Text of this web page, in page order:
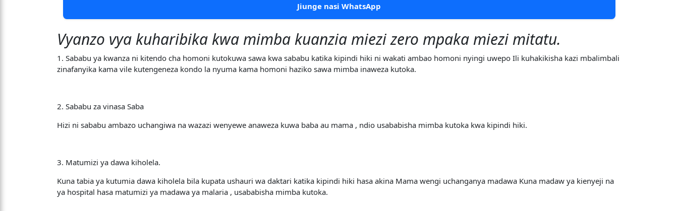
Jiunge nasi WhatsApp
Vyanzo vya kuharibika kwa mimba kuanzia miezi zero mpaka miezi mitatu.
1. Sababu ya kwanza ni kitendo cha homoni kutokuwa sawa kwa sababu katika kipindi hiki ni wakati ambao homoni nyingi uwepo Ili kuhakikisha kazi mbalimbali
zinafanyika kama vile kutengeneza kondo la nyuma kama homoni haziko sawa mimba inaweza kutoka.
2. Sababu za vinasa Saba
Hizi ni sababu ambazo uchangiwa na wazazi wenyewe anaweza kuwa baba au mama , ndio usababisha mimba kutoka kwa kipindi hiki.
3. Matumizi ya dawa kiholela.
Kuna tabia ya kutumia dawa kiholela bila kupata ushauri wa daktari katika kipindi hiki hasa akina Mama wengi uchanganya madawa Kuna madaw ya kienyeji na
ya hospital hasa matumizi ya madawa ya malaria , usababisha mimba kutoka.